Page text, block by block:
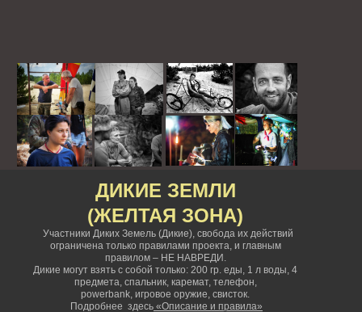
ДИКИЕ ЗЕМЛИ
(ЖЕЛТАЯ ЗОНА)
Участники Диких Земель (Дикие), свобода их действий
ограничена только правилами проекта, и главным
правилом – НЕ НАВРЕДИ.
Дикие могут взять с собой только: 200 гр. еды, 1 л воды, 4
предмета, спальник, каремат, телефон,
powerbank, игровое оружие, свисток.
Подробнее здесь «Описание и правила»